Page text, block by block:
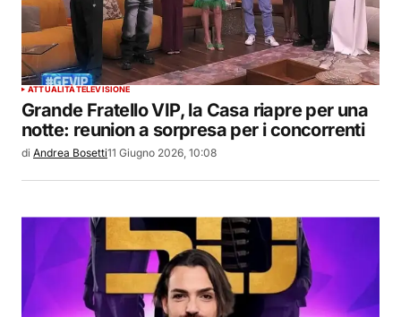
ATTUALITÀTELEVISIONE
Grande Fratello VIP, la Casa riapre per una
notte: reunion a sorpresa per i concorrenti
di Andrea Bosetti11 Giugno 2026, 10:08